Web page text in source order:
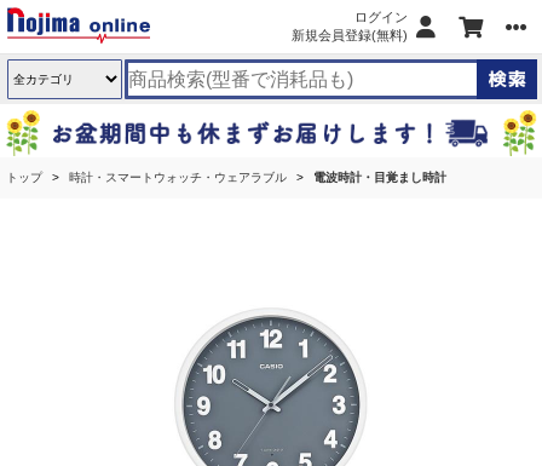
ログイン
新規会員登録(無料)
トップ 時計・スマートウォッチ・ウェアラブル 電波時計・目覚まし時計